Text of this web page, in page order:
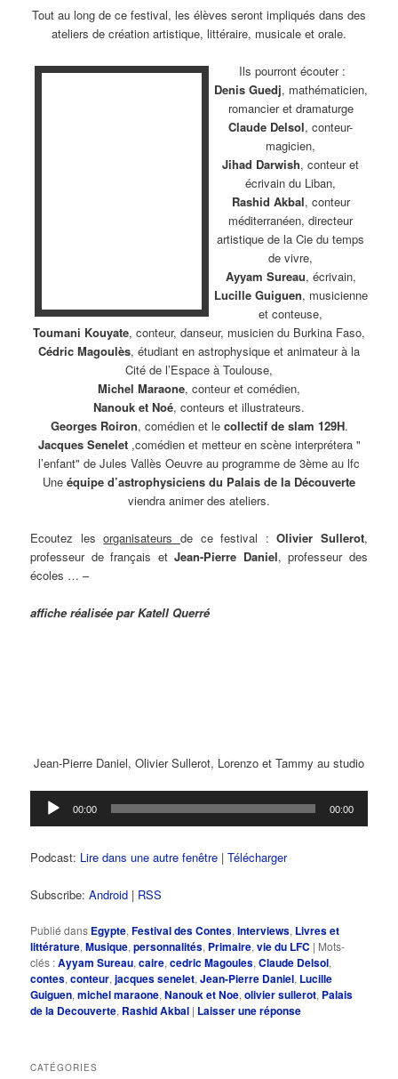
Tout au long de ce festival, les élèves seront impliqués dans des
ateliers de création artistique, littéraire, musicale et orale.
Ils pourront écouter :
Denis Guedj, mathématicien,
romancier et dramaturge
Claude Delsol, conteur-
magicien,
Jihad Darwish, conteur et
écrivain du Liban,
Rashid Akbal, conteur
méditerranéen, directeur
artistique de la Cie du temps
de vivre,
Ayyam Sureau, écrivain,
Lucille Guiguen, musicienne
et conteuse,
Toumani Kouyate, conteur, danseur, musicien du Burkina Faso,
Cédric Magoulès, étudiant en astrophysique et animateur à la
Cité de l’Espace à Toulouse,
Michel Maraone, conteur et comédien,
Nanouk et Noé, conteurs et illustrateurs.
Georges Roiron, comédien et le collectif de slam 129H.
Jacques Senelet ,comédien et metteur en scène interprétera "
l’enfant" de Jules Vallès Oeuvre au programme de 3ème au lfc
Une équipe d’astrophysiciens du Palais de la Découverte
viendra animer des ateliers.
Ecoutez lesorganisateurs de ce festival :Olivier Sullerot,
professeur de français etJean-Pierre Daniel, professeur des
écoles … –
affiche réalisée par Katell Querré
Jean-Pierre Daniel, Olivier Sullerot, Lorenzo et Tammy au studio
Lecteur
audio
00:00 00:00
Podcast: Lire dans une autre fenêtre |Télécharger
Subscribe:Android | RSS
Publié dans Egypte,Festival des Contes,Interviews, Livres et
littérature,Musique,personnalités, Primaire,vie du LFC | Mots-
clés :Ayyam Sureau,caire,cedric Magoules,Claude Delsol,
contes,conteur,jacques senelet,Jean-Pierre Daniel, Lucille
Guiguen,michel maraone,Nanouk et Noe,olivier sullerot, Palais
de la Decouverte, Rashid Akbal | Laisser une réponse
CATÉGORIES